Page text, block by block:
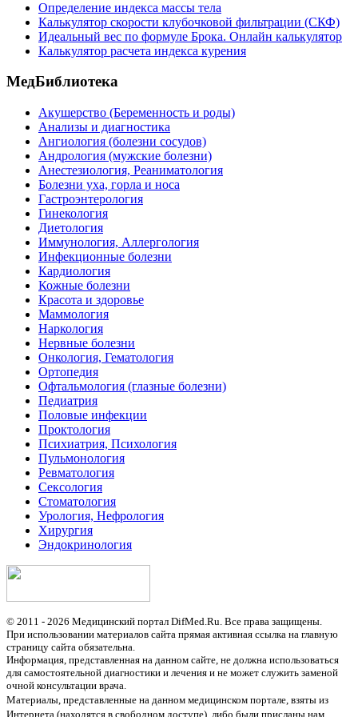
Определение индекса массы тела
Калькулятор скорости клубочковой фильтрации (СКФ)
Идеальный вес по формуле Брока. Онлайн калькулятор
Калькулятор расчета индекса курения
МедБиблиотека
Акушерство (Беременность и роды)
Анализы и диагностика
Ангиология (болезни сосудов)
Андрология (мужские болезни)
Анестезиология, Реаниматология
Болезни уха, горла и носа
Гастроэнтерология
Гинекология
Диетология
Иммунология, Аллергология
Инфекционные болезни
Кардиология
Кожные болезни
Красота и здоровье
Маммология
Наркология
Нервные болезни
Онкология, Гематология
Ортопедия
Офтальмология (глазные болезни)
Педиатрия
Половые инфекции
Проктология
Психиатрия, Психология
Пульмонология
Ревматология
Сексология
Стоматология
Урология, Нефрология
Хирургия
Эндокринология
© 2011 - 2026 Медицинский портал DifMed.Ru. Все права защищены.
При использовании материалов сайта прямая активная ссылка на главную
страницу сайта обязательна.
Информация, представленная на данном сайте, не должна использоваться
для самостоятельной диагностики и лечения и не может служить заменой
очной консультации врача.
Материалы, представленные на данном медицинском портале, взяты из
Интернета (находятся в свободном доступе), либо были присланы нам